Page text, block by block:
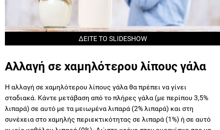
ΔΕΙΤΕ ΤΟ SLIDESHOW
Αλλαγή σε χαμηλότερου λίπους γάλα
Η αλλαγή σε χαμηλότερου λίπους γάλα θα πρέπει να γίνει
σταδιακά. Κάντε μετάβαση από το πλήρες γάλα (με περίπου 3,5%
λιπαρά) σε αυτό με τα μειωμένα λιπαρά (2% λιπαρά) και στη
συνέχεια στο χαμηλής περιεκτικότητας σε λιπαρά (1%) ή σε αυτό